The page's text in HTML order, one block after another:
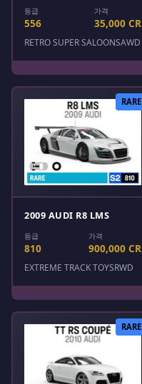
등급
556
가격
35,000 CR
RETRO SUPER SALOONSAWD
RARE
2009 AUDI R8 LMS
등급
810
가격
900,000 CR
EXTREME TRACK TOYSRWD
RARE